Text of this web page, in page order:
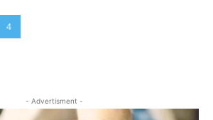
4
- Advertisment -